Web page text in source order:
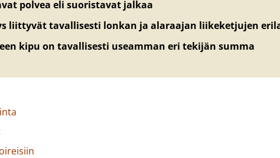
polvea eli suoristavat jalkaa
liittyvät tavallisesti lonkan ja alaraajan liikeketjujen
kipu on tavallisesti useamman eri tekijän summa